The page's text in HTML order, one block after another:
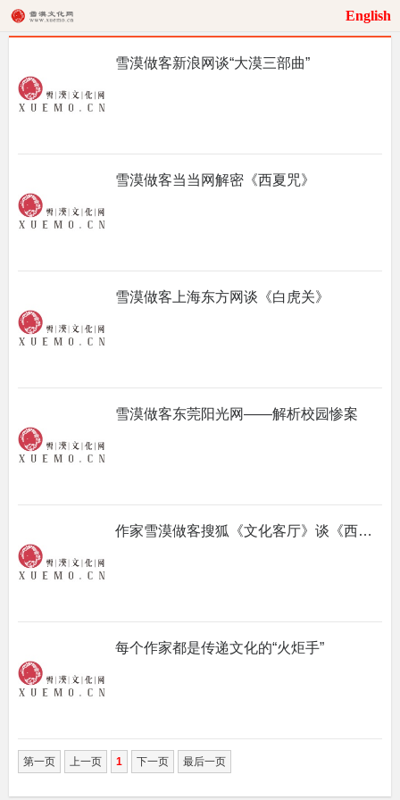
English
雪漠做客新浪网谈“大漠三部曲”
雪漠做客当当网解密《西夏咒》
雪漠做客上海东方网谈《白虎关》
雪漠做客东莞阳光网——解析校园惨案
作家雪漠做客搜狐《文化客厅》谈《西夏咒》
每个作家都是传递文化的“火炬手”
第一页 上一页 1 下一页 最后一页